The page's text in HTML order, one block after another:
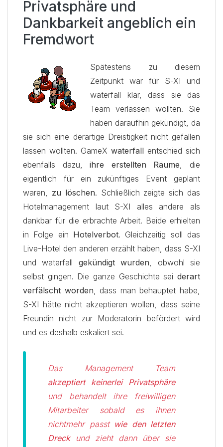
Privatsphäre und
Dankbarkeit angeblich ein
Fremdwort
Spätestens zu diesem
Zeitpunkt war für S-XI und
waterfall klar, dass sie das
Team verlassen wollten. Sie
haben daraufhin gekündigt, da
sie sich eine derartige Dreistigkeit nicht gefallen
lassen wollten. GameX waterfall entschied sich
ebenfalls dazu,ihre erstellten Räume, die
eigentlich für ein zukünftiges Event geplant
waren, zu löschen. Schließlich zeigte sich das
Hotelmanagement laut S-XI alles andere als
dankbar für die erbrachte Arbeit. Beide erhielten
in Folge ein Hotelverbot. Gleichzeitig soll das
Live-Hotel den anderen erzählt haben, dass S-XI
und waterfall gekündigt wurden, obwohl sie
selbst gingen. Die ganze Geschichte sei derart
verfälscht worden, dass man behauptet habe,
S-XI hätte nicht akzeptieren wollen, dass seine
Freundin nicht zur Moderatorin befördert wird
und es deshalb eskaliert sei.
Das Management Team
akzeptiert keinerlei Privatsphäre
und behandelt ihre freiwilligen
Mitarbeiter sobald es ihnen
nichtmehr passt wie den letzten
Dreck und zieht dann über sie